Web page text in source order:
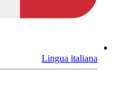
Lingua italiana